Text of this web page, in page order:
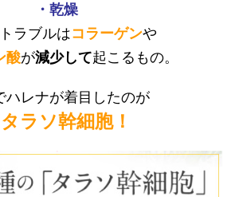
・乾燥
ラブルはコラーゲンや
酸が減少して起こるもの。
ハレナが着目したのが
ラソ幹細胞！